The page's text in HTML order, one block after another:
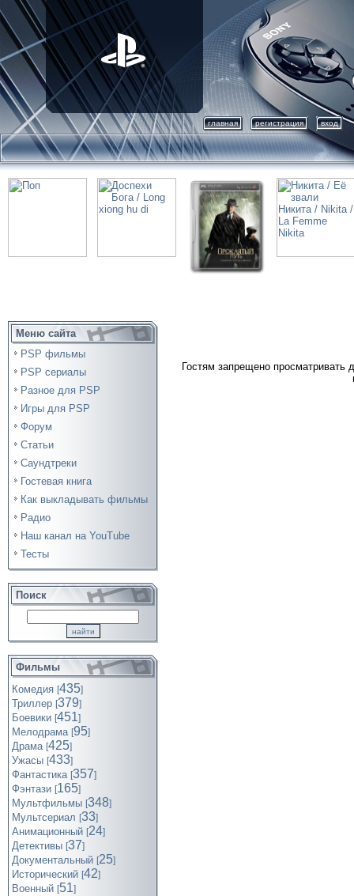
главная регистрация вход
Меню сайта
PSP фильмы
PSP сериалы
Разное для PSP
Игры для PSP
Форум
Статьи
Саундтреки
Гостевая книга
Как выкладывать фильмы
Радио
Наш канал на YouTube
Тесты
Поиск
Фильмы
Комедия [435]
Триллер [379]
Боевики [451]
Мелодрама [95]
Драма [425]
Ужасы [433]
Фантастика [357]
Фэнтази [165]
Мультфильмы [348]
Мультсериал [33]
Анимационный [24]
Детективы [37]
Документальный [25]
Исторический [42]
Военный [51]
Гостям запрещено просматривать